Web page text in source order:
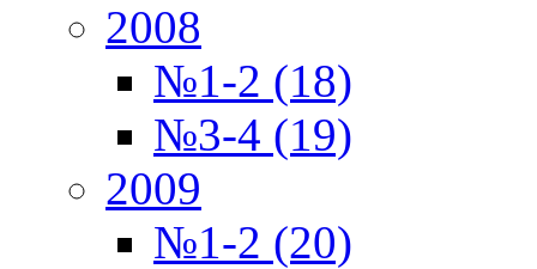
2008
№1-2 (18)
№3-4 (19)
2009
№1-2 (20)